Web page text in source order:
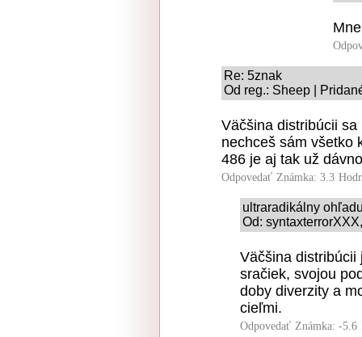
Re: 5znak
Od reg.: Sheep |
Väčšina distribúcii
nechceš sám všetko
486 je aj tak už
Odpovedať Známka: 3.3
ultraradikálny
Od:
Väčšina distribúcii
sračiek, svojou
doby diverzity a
cieľmi.
Odpovedať Známka: -5.6